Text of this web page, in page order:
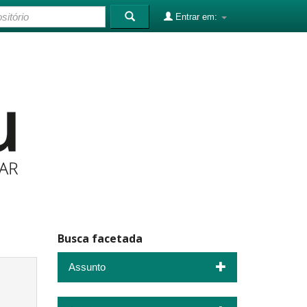
Entrar em:
Busca facetada
Assunto